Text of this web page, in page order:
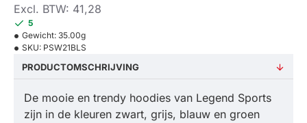
Excl. BTW: 41,28
5
Gewicht: 35.00g
SKU: PSW21BLS
PRODUCTOMSCHRIJVING
De mooie en trendy hoodies van Legend Sports
zijn in de kleuren zwart, grijs, blauw en groen